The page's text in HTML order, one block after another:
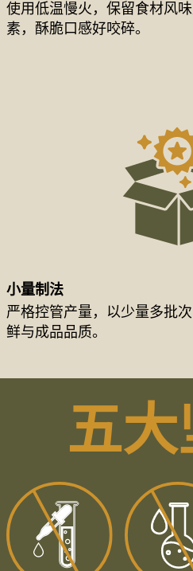
使用低温慢火，保留食材风
素，酥脆口感好咬碎。
小量制法
严格控管产量，以少量多批
鲜与成品品质。
五